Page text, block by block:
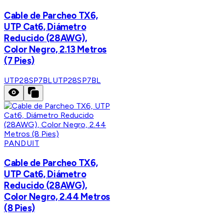
Cable de Parcheo TX6,
UTP Cat6, Diámetro
Reducido (28AWG),
Color Negro, 2.13 Metros
(7 Pies)
UTP28SP7BLUTP28SP7BL
PANDUIT
Cable de Parcheo TX6,
UTP Cat6, Diámetro
Reducido (28AWG),
Color Negro, 2.44 Metros
(8 Pies)